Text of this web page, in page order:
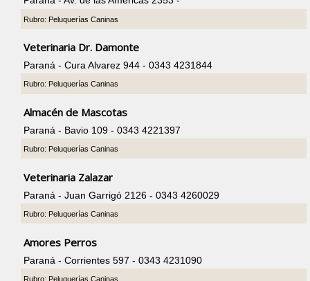
Rubro: Peluquerías Caninas
Veterinaria Dr. Damonte
Paraná - Cura Alvarez 944 - 0343 4231844
Rubro: Peluquerías Caninas
Almacén de Mascotas
Paraná - Bavio 109 - 0343 4221397
Rubro: Peluquerías Caninas
Veterinaria Zalazar
Paraná - Juan Garrigó 2126 - 0343 4260029
Rubro: Peluquerías Caninas
Amores Perros
Paraná - Corrientes 597 - 0343 4231090
Rubro: Peluquerías Caninas